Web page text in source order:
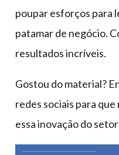
poupar esforços para
patamar de negócio.
resultados incríveis.
Gostou do material?
redes sociais para
essa inovação do